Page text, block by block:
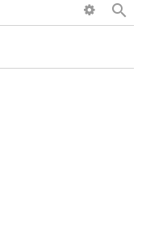
search